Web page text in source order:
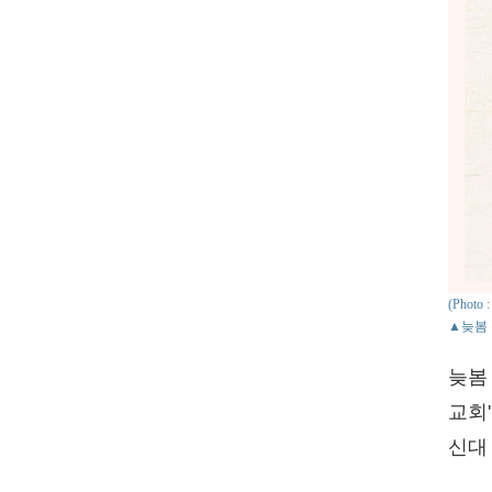
(Photo
▲늦봄
늦
교
신